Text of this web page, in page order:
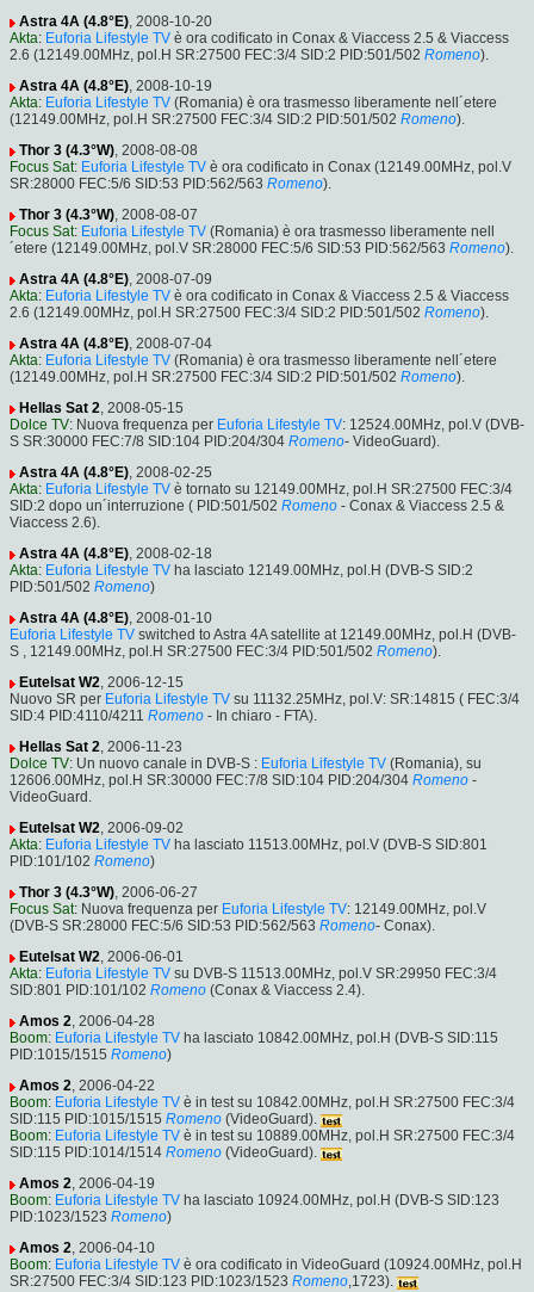
Astra 4A (4.8°E), 2008-10-20
Akta: Euforia Lifestyle TV è ora codificato in Conax & Viaccess 2.5 & Viaccess
2.6 (12149.00MHz, pol.H SR:27500 FEC:3/4 SID:2 PID:501/502 Romeno).
Astra 4A (4.8°E), 2008-10-19
Akta: Euforia Lifestyle TV (Romania) è ora trasmesso liberamente nell´etere
(12149.00MHz, pol.H SR:27500 FEC:3/4 SID:2 PID:501/502 Romeno).
Thor 3 (4.3°W), 2008-08-08
Focus Sat: Euforia Lifestyle TV è ora codificato in Conax (12149.00MHz, pol.V
SR:28000 FEC:5/6 SID:53 PID:562/563 Romeno).
Thor 3 (4.3°W), 2008-08-07
Focus Sat: Euforia Lifestyle TV (Romania) è ora trasmesso liberamente nell
´etere (12149.00MHz, pol.V SR:28000 FEC:5/6 SID:53 PID:562/563 Romeno).
Astra 4A (4.8°E), 2008-07-09
Akta: Euforia Lifestyle TV è ora codificato in Conax & Viaccess 2.5 & Viaccess
2.6 (12149.00MHz, pol.H SR:27500 FEC:3/4 SID:2 PID:501/502 Romeno).
Astra 4A (4.8°E), 2008-07-04
Akta: Euforia Lifestyle TV (Romania) è ora trasmesso liberamente nell´etere
(12149.00MHz, pol.H SR:27500 FEC:3/4 SID:2 PID:501/502 Romeno).
Hellas Sat 2, 2008-05-15
Dolce TV: Nuova frequenza per Euforia Lifestyle TV: 12524.00MHz, pol.V (DVB-
S SR:30000 FEC:7/8 SID:104 PID:204/304 Romeno- VideoGuard).
Astra 4A (4.8°E), 2008-02-25
Akta: Euforia Lifestyle TV è tornato su 12149.00MHz, pol.H SR:27500 FEC:3/4
SID:2 dopo un´interruzione ( PID:501/502 Romeno - Conax & Viaccess 2.5 &
Viaccess 2.6).
Astra 4A (4.8°E), 2008-02-18
Akta: Euforia Lifestyle TV ha lasciato 12149.00MHz, pol.H (DVB-S SID:2
PID:501/502 Romeno)
Astra 4A (4.8°E), 2008-01-10
Euforia Lifestyle TV switched to Astra 4A satellite at 12149.00MHz, pol.H (DVB-
S , 12149.00MHz, pol.H SR:27500 FEC:3/4 PID:501/502 Romeno).
Eutelsat W2, 2006-12-15
Nuovo SR per Euforia Lifestyle TV su 11132.25MHz, pol.V: SR:14815 ( FEC:3/4
SID:4 PID:4110/4211 Romeno - In chiaro - FTA).
Hellas Sat 2, 2006-11-23
Dolce TV: Un nuovo canale in DVB-S : Euforia Lifestyle TV (Romania), su
12606.00MHz, pol.H SR:30000 FEC:7/8 SID:104 PID:204/304 Romeno -
VideoGuard.
Eutelsat W2, 2006-09-02
Akta: Euforia Lifestyle TV ha lasciato 11513.00MHz, pol.V (DVB-S SID:801
PID:101/102 Romeno)
Thor 3 (4.3°W), 2006-06-27
Focus Sat: Nuova frequenza per Euforia Lifestyle TV: 12149.00MHz, pol.V
(DVB-S SR:28000 FEC:5/6 SID:53 PID:562/563 Romeno- Conax).
Eutelsat W2, 2006-06-01
Akta: Euforia Lifestyle TV su DVB-S 11513.00MHz, pol.V SR:29950 FEC:3/4
SID:801 PID:101/102 Romeno (Conax & Viaccess 2.4).
Amos 2, 2006-04-28
Boom: Euforia Lifestyle TV ha lasciato 10842.00MHz, pol.H (DVB-S SID:115
PID:1015/1515 Romeno)
Amos 2, 2006-04-22
Boom: Euforia Lifestyle TV è in test su 10842.00MHz, pol.H SR:27500 FEC:3/4
SID:115 PID:1015/1515 Romeno (VideoGuard).
Boom: Euforia Lifestyle TV è in test su 10889.00MHz, pol.H SR:27500 FEC:3/4
SID:115 PID:1014/1514 Romeno (VideoGuard).
Amos 2, 2006-04-19
Boom: Euforia Lifestyle TV ha lasciato 10924.00MHz, pol.H (DVB-S SID:123
PID:1023/1523 Romeno)
Amos 2, 2006-04-10
Boom: Euforia Lifestyle TV è ora codificato in VideoGuard (10924.00MHz, pol.H
SR:27500 FEC:3/4 SID:123 PID:1023/1523 Romeno,1723).